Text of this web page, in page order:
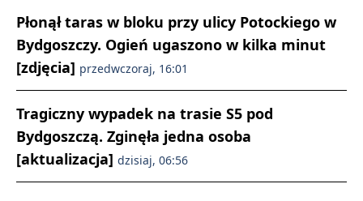
Płonął taras w bloku przy ulicy Potockiego w
Bydgoszczy. Ogień ugaszono w kilka minut
[zdjęcia] przedwczoraj, 16:01
Tragiczny wypadek na trasie S5 pod
Bydgoszczą. Zginęła jedna osoba
[aktualizacja] dzisiaj, 06:56